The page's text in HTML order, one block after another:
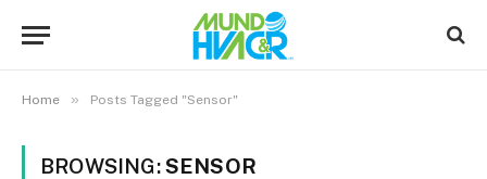
Home » Posts Tagged "Sensor"
BROWSING:SENSOR